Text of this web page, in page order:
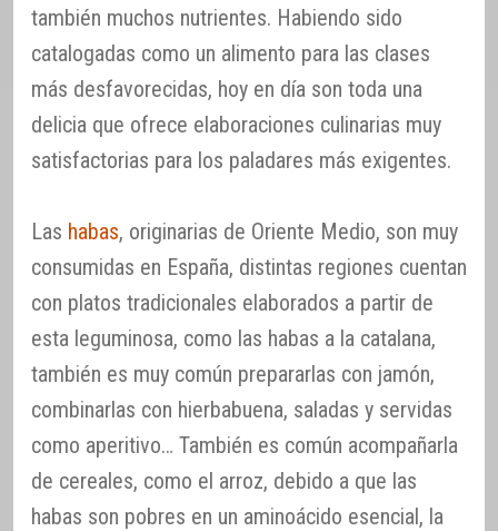
también muchos nutrientes. Habiendo sido
catalogadas como un alimento para las clases
más desfavorecidas, hoy en día son toda una
delicia que ofrece elaboraciones culinarias muy
satisfactorias para los paladares más exigentes.
Las habas, originarias de Oriente Medio, son muy
consumidas en España, distintas regiones cuentan
con platos tradicionales elaborados a partir de
esta leguminosa, como las habas a la catalana,
también es muy común prepararlas con jamón,
combinarlas con hierbabuena, saladas y servidas
como aperitivo… También es común acompañarla
de cereales, como el arroz, debido a que las
habas son pobres en un aminoácido esencial, la